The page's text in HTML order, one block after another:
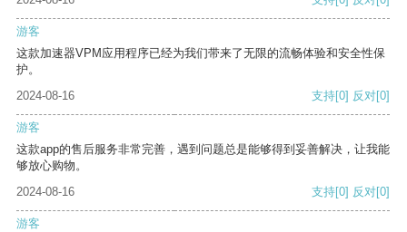
游客
这款加速器VPM应用程序已经为我们带来了无限的流畅体验和安全性保
护。
2024-08-16
支持[0] 反对[0]
游客
这款app的售后服务非常完善，遇到问题总是能够得到妥善解决，让我能
够放心购物。
2024-08-16
支持[0] 反对[0]
游客